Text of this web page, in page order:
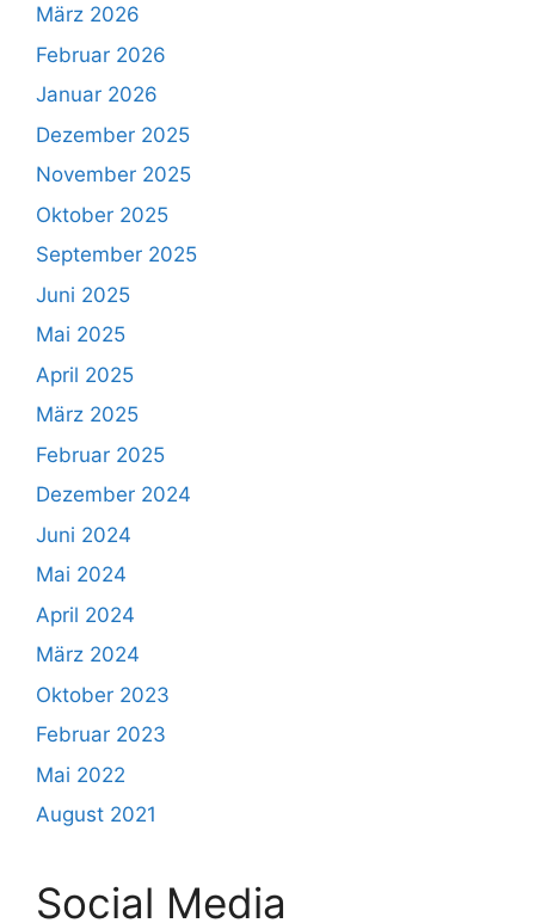
März 2026
Februar 2026
Januar 2026
Dezember 2025
November 2025
Oktober 2025
September 2025
Juni 2025
Mai 2025
April 2025
März 2025
Februar 2025
Dezember 2024
Juni 2024
Mai 2024
April 2024
März 2024
Oktober 2023
Februar 2023
Mai 2022
August 2021
Social Media